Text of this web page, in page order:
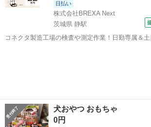
日払い
株式会社BREXA Next
茨城県 静駅
コネクタ製造工場の検査や測定作業！日勤専属＆
犬おやつ おもちゃ
0円